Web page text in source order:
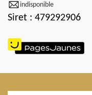
indisponible
Siret : 479292906